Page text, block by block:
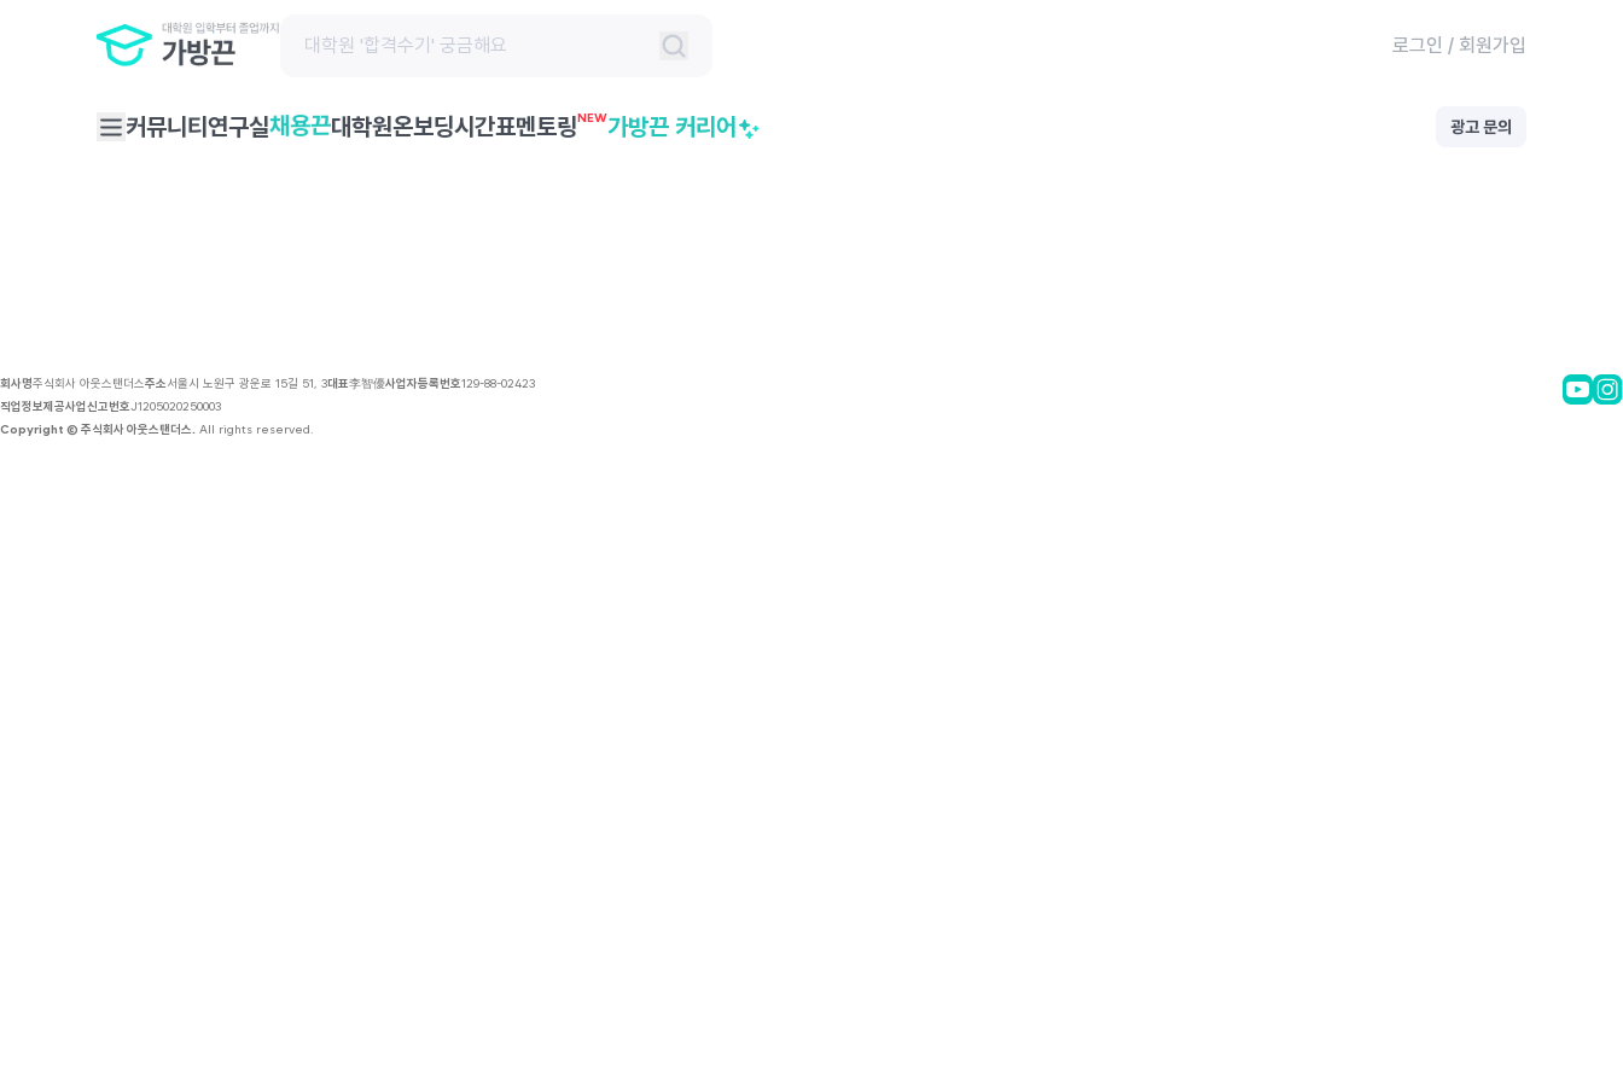
로그인 / 회원가입
커뮤니티 연구실채용끈대학원온보딩시간표멘토링NEW가방끈 커리어 광고 문의
회사명주식회사 아웃스탠더스주소서울시 노원구 광운로 15길 51, 3대표李智優사업자등록번호129-88-02423
직업정보제공사업신고번호J1205020250003
Copyright © 주식회사 아웃스탠더스. All rights reserved.